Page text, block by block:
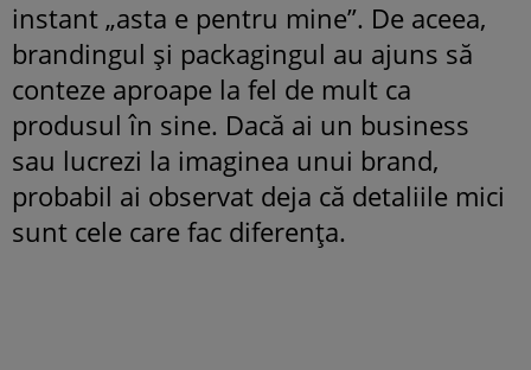
instant „asta e pentru mine”. De aceea,
brandingul și packagingul au ajuns să
conteze aproape la fel de mult ca
produsul în sine. Dacă ai un business
sau lucrezi la imaginea unui brand,
probabil ai observat deja că detaliile mici
sunt cele care fac diferența.